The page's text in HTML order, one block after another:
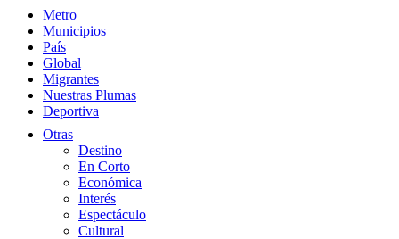
Metro
Municipios
País
Global
Migrantes
Nuestras Plumas
Deportiva
Otras
Destino
En Corto
Económica
Interés
Espectáculo
Cultural